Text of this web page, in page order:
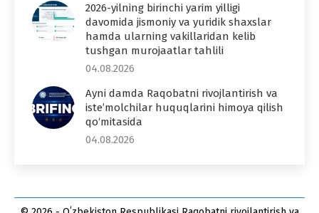
2026-yilning birinchi yarim yilligi
davomida jismoniy va yuridik shaxslar
hamda ularning vakillaridan kelib
tushgan murojaatlar tahlili
04.08.2026
Ayni damda Raqobatni rivojlantirish va
iste’molchilar huquqlarini himoya qilish
qo‘mitasida
04.08.2026